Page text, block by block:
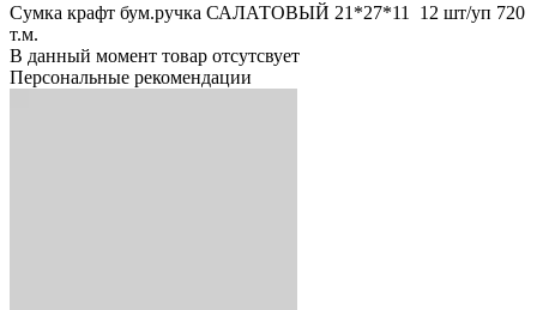
Сумка крафт бум.ручка САЛАТОВЫЙ 21*27*11 12 шт/уп 720
т.м.
В данный момент товар отсутсвует
Персональные рекомендации